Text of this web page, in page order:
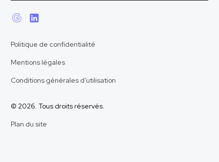
© 2026. Tous droits réservés.
Politique de confidentialité
Mentions légales
Conditions générales d'utilisation
Plan du site